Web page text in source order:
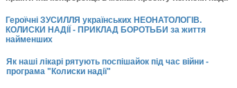
Героїчні ЗУСИЛЛЯ українських НЕОНАТОЛОГІВ.
КОЛИСКИ НАДІЇ - ПРИКЛАД БОРОТЬБИ за життя
найменших
Як наші лікарі рятують поспішайок під час війни -
програма "Колиски надії"